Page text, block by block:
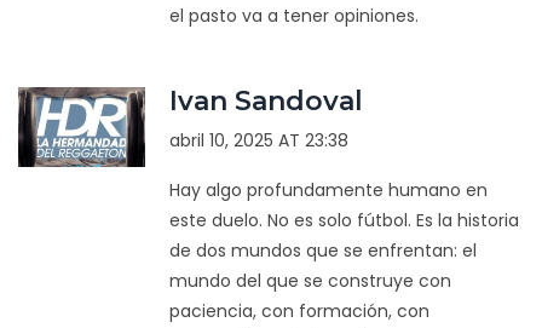
el pasto va a tener opiniones.
Ivan Sandoval
abril 10, 2025 AT 23:38
Hay algo profundamente humano en
este duelo. No es solo fútbol. Es la historia
de dos mundos que se enfrentan: el
mundo del que se construye con
paciencia, con formación, con